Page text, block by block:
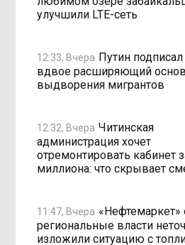
улучшили LTE-сеть
12:33, Вчера Путин подписал
вдвое расширяющий
выдворения мигрантов
12:32, Вчера Читинская
администрация хочет
отремонтировать кабинет
миллиона: что скрывает
11:47, Вчера «Нефтемаркет»
региональные власти
изложили ситуацию с